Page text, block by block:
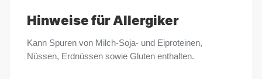
Hinweise für Allergiker
Kann Spuren von Milch-Soja- und Eiproteinen,
Nüssen, Erdnüssen sowie Gluten enthalten.